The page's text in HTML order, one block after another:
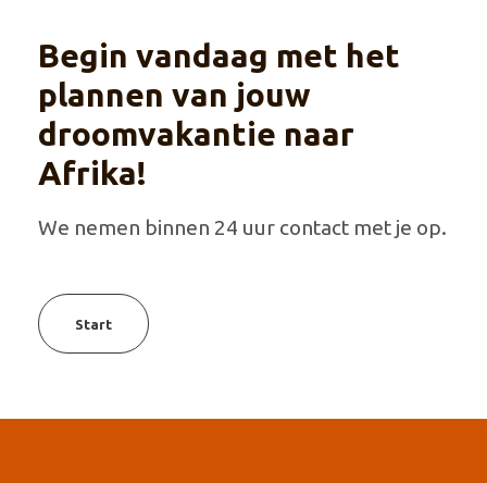
Begin vandaag met het
plannen van jouw
droomvakantie naar
Afrika!
We nemen binnen 24 uur contact met je op.
Start